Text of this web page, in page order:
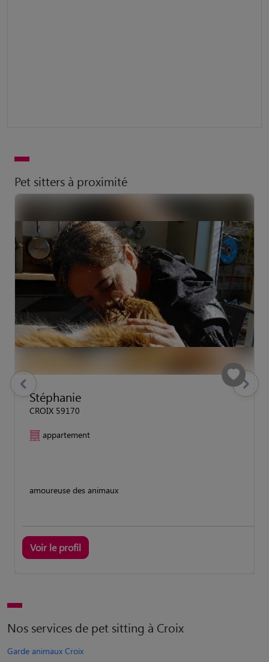
Pet sitters à proximité
Stéphanie
CROIX 59170
appartement
amoureuse des animaux
Voir le profil
previous Suivant
Nos services de pet sitting à Croix
Garde animaux Croix